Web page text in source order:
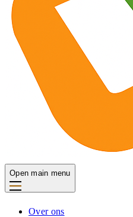
Open main menu
Over ons